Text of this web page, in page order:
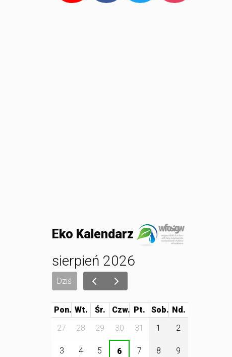
Eko Kalendarz
sierpień 2026
Dziś
Pon. Wt. Śr. Czw. Pt.
Sob.
27
28 29 30 31 1 2
3 4 5 6 7 8 9